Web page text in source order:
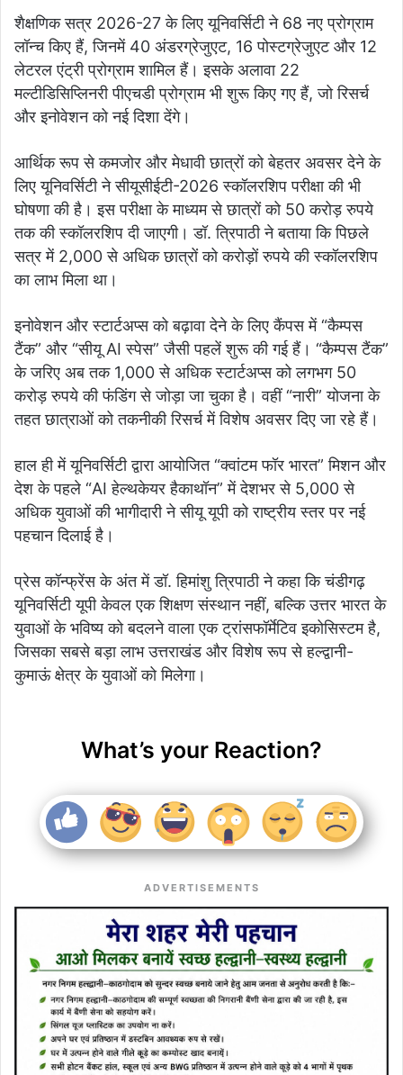
शैक्षणिक सत्र 2026-27 के लिए यूनिवर्सिटी ने 68 नए प्रोग्राम
लॉन्च किए हैं, जिनमें 40 अंडरग्रेजुएट, 16 पोस्टग्रेजुएट और 12
लेटरल एंट्री प्रोग्राम शामिल हैं। इसके अलावा 22
मल्टीडिसिप्लिनरी पीएचडी प्रोग्राम भी शुरू किए गए हैं, जो रिसर्च
और इनोवेशन को नई दिशा देंगे।
आर्थिक रूप से कमजोर और मेधावी छात्रों को बेहतर अवसर देने के
लिए यूनिवर्सिटी ने सीयूसीईटी-2026 स्कॉलरशिप परीक्षा की भी
घोषणा की है। इस परीक्षा के माध्यम से छात्रों को 50 करोड़ रुपये
तक की स्कॉलरशिप दी जाएगी। डॉ. त्रिपाठी ने बताया कि पिछले
सत्र में 2,000 से अधिक छात्रों को करोड़ों रुपये की स्कॉलरशिप
का लाभ मिला था।
इनोवेशन और स्टार्टअप्स को बढ़ावा देने के लिए कैंपस में “कैम्पस
टैंक” और “सीयू AI स्पेस” जैसी पहलें शुरू की गई हैं। “कैम्पस टैंक”
के जरिए अब तक 1,000 से अधिक स्टार्टअप्स को लगभग 50
करोड़ रुपये की फंडिंग से जोड़ा जा चुका है। वहीं “नारी” योजना के
तहत छात्राओं को तकनीकी रिसर्च में विशेष अवसर दिए जा रहे हैं।
हाल ही में यूनिवर्सिटी द्वारा आयोजित “क्वांटम फॉर भारत” मिशन और
देश के पहले “AI हेल्थकेयर हैकाथॉन” में देशभर से 5,000 से
अधिक युवाओं की भागीदारी ने सीयू यूपी को राष्ट्रीय स्तर पर नई
पहचान दिलाई है।
प्रेस कॉन्फ्रेंस के अंत में डॉ. हिमांशु त्रिपाठी ने कहा कि चंडीगढ़
यूनिवर्सिटी यूपी केवल एक शिक्षण संस्थान नहीं, बल्कि उत्तर भारत के
युवाओं के भविष्य को बदलने वाला एक ट्रांसफॉर्मेटिव इकोसिस्टम है,
जिसका सबसे बड़ा लाभ उत्तराखंड और विशेष रूप से हल्द्वानी-
कुमाऊं क्षेत्र के युवाओं को मिलेगा।
What’s your Reaction?
ADVERTISEMENTS